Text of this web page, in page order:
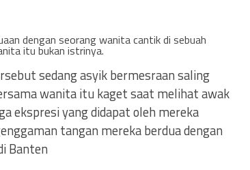
dengan seorang wanita cantik di sebuah
itu bukan istrinya.
sedang asyik bermesraan saling
wanita itu kaget saat melihat awak
ekspresi yang didapat oleh mereka
tangan mereka berdua dengan
Banten